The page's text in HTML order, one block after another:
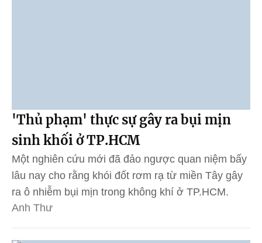
'Thủ phạm' thực sự gây ra bụi mịn
sinh khối ở TP.HCM
Một nghiên cứu mới đã đảo ngược quan niệm bấy
lâu nay cho rằng khói đốt rơm rạ từ miền Tây gây
ra ô nhiễm bụi mịn trong không khí ở TP.HCM.
Anh Thư